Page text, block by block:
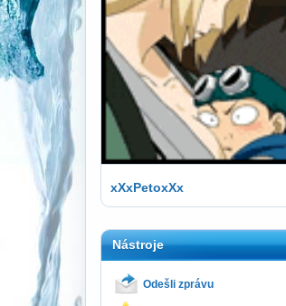
xXxPetoxXx
Nástroje
Odešli zprávu